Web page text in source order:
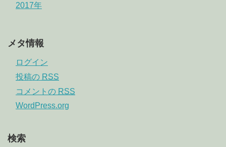
2017年
メタ情報
ログイン
投稿の RSS
コメントの RSS
WordPress.org
検索